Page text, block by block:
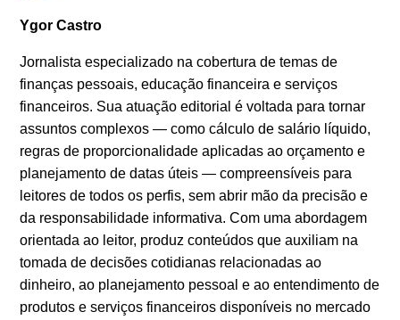
Ygor Castro
Jornalista especializado na cobertura de temas de
finanças pessoais, educação financeira e serviços
financeiros. Sua atuação editorial é voltada para tornar
assuntos complexos — como cálculo de salário líquido,
regras de proporcionalidade aplicadas ao orçamento e
planejamento de datas úteis — compreensíveis para
leitores de todos os perfis, sem abrir mão da precisão e
da responsabilidade informativa. Com uma abordagem
orientada ao leitor, produz conteúdos que auxiliam na
tomada de decisões cotidianas relacionadas ao
dinheiro, ao planejamento pessoal e ao entendimento de
produtos e serviços financeiros disponíveis no mercado